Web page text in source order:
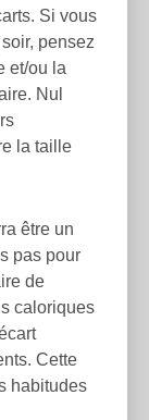
Si vous
pensez
et/ou la
Nul
la taille
être un
pas pour
de
caloriques
Cette
habitudes